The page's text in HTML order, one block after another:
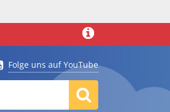
Folge uns auf YouTube